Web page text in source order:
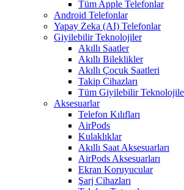
Tüm Apple Telefonlar
Android Telefonlar
Yapay Zeka (AI) Telefonlar
Giyilebilir Teknolojiler
Akıllı Saatler
Akıllı Bileklikler
Akıllı Çocuk Saatleri
Takip Cihazları
Tüm Giyilebilir
Aksesuarlar
Telefon Kılıfları
AirPods
Kulaklıklar
Akıllı Saat Aksesuarları
AirPods Aksesuarları
Ekran Koruyucular
Şarj Cihazları